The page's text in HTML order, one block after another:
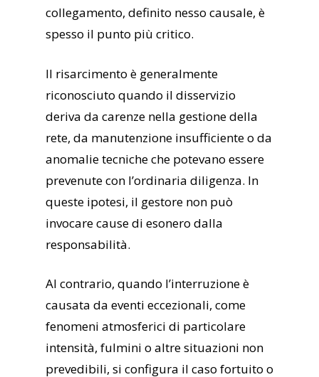
collegamento, definito nesso causale, è
spesso il punto più critico.
Il risarcimento è generalmente
riconosciuto quando il disservizio
deriva da carenze nella gestione della
rete, da manutenzione insufficiente o da
anomalie tecniche che potevano essere
prevenute con l’ordinaria diligenza. In
queste ipotesi, il gestore non può
invocare cause di esonero dalla
responsabilità.
Al contrario, quando l’interruzione è
causata da eventi eccezionali, come
fenomeni atmosferici di particolare
intensità, fulmini o altre situazioni non
prevedibili, si configura il caso fortuito o